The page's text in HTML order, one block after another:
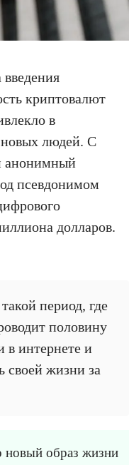
введения
криптовалют
в
людей. С
анонимный
псевдонимом
долларов.
период, где
половину
в интернете и
своей жизни за
новый образ жизни